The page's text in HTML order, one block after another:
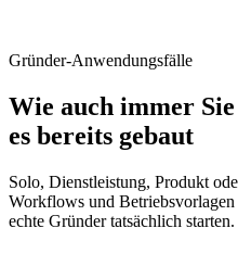
Gründer-Anwendungsfälle
Wie auch immer
es bereits gebaut
Solo, Dienstleistung, Produkt
Workflows und
echte Gründer tatsächlich starten.